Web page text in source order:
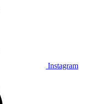
Instagram